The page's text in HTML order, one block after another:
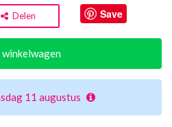
Delen Save
winkelwagen
11 augustus